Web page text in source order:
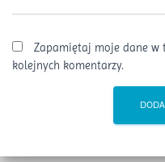
Zapamiętaj moje dane w
kolejnych komentarzy.